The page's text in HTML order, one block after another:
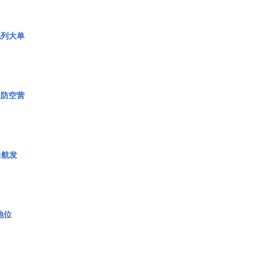
大单
空营
发
位